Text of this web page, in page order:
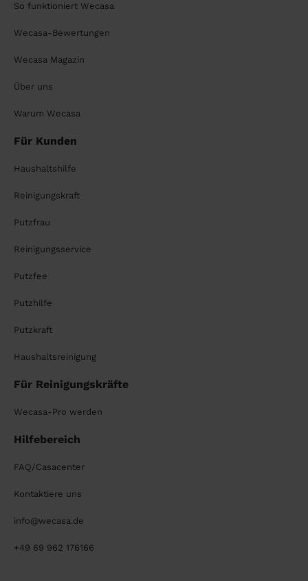
So funktioniert Wecasa
Wecasa-Bewertungen
Wecasa Magazin
Über uns
Warum Wecasa
Für Kunden
Haushaltshilfe
Reinigungskraft
Putzfrau
Reinigungsservice
Putzfee
Putzhilfe
Putzkraft
Haushaltsreinigung
Für Reinigungskräfte
Wecasa-Pro werden
Hilfebereich
FAQ/Casacenter
Kontaktiere uns
info@wecasa.de
+49 69 962 176166